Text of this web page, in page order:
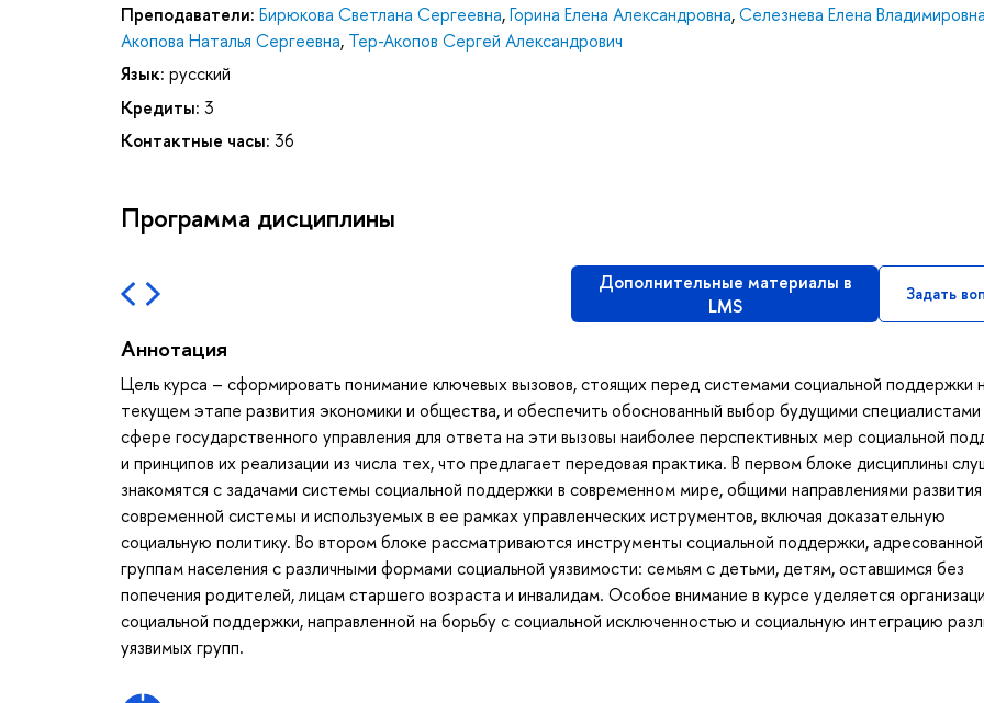
Преподаватели: Бирюкова Светлана Сергеевна,Горина Елена Александровна,Селезнева Елена Владимировна
Акопова Наталья Сергеевна, Тер-Акопов Сергей Александрович
Язык: русский
Кредиты: 3
Контактные часы: 36
Программа дисциплины
Дополнительные материалы в
LMS
Задать
Аннотация
Цель курса – сформировать понимание ключевых вызовов, стоящих перед системами социальной поддержки
текущем этапе развития экономики и общества, и обеспечить обоснованный выбор будущими специалистами
сфере государственного управления для ответа на эти вызовы наиболее перспективных мер социальной
и принципов их реализации из числа тех, что предлагает передовая практика. В первом блоке дисциплины
знакомятся с задачами системы социальной поддержки в современном мире, общими направлениями развития
современной системы и используемых в ее рамках управленческих иструментов, включая доказательную
социальную политику. Во втором блоке рассматриваются инструменты социальной поддержки, адресованной
группам населения с различными формами социальной уязвимости: семьям с детьми, детям, оставшимся без
попечения родителей, лицам старшего возраста и инвалидам. Особое внимание в курсе уделяется
социальной поддержки, направленной на борьбу с социальной исключенностью и социальную интеграцию
уязвимых групп.